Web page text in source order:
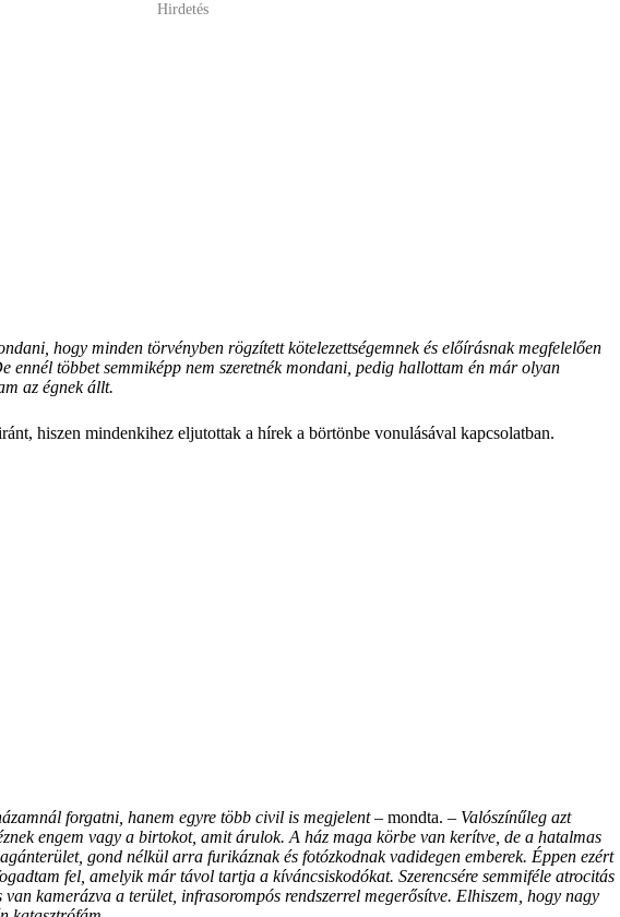
Hirdetés
hogy minden törvényben rögzített kötelezettségemnek és előírásnak megfelelően
ennél többet semmiképp nem szeretnék mondani, pedig hallottam én már olyan
az égnek állt.
hiszen mindenkihez eljutottak a hírek a börtönbe vonulásával kapcsolatban.
forgatni, hanem egyre több civil is megjelent– mondta. – Valószínűleg azt
engem vagy a birtokot, amit árulok. A ház maga körbe van kerítve, de a hatalmas
gond nélkül arra furikáznak és fotózkodnak vadidegen emberek. Éppen ezért
fel, amelyik már távol tartja a kíváncsiskodókat. Szerencsére semmiféle atrocitás
kamerázva a terület, infrasorompós rendszerrel megerősítve. Elhiszem, hogy nagy